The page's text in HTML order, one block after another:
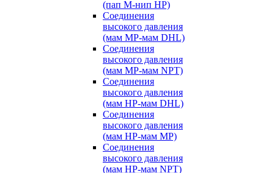
(пап M-нип HP)
Соединения
высокого давления
(мам MP-мам DHL)
Соединения
высокого давления
(мам MP-мам NPT)
Соединения
высокого давления
(мам HP-мам DHL)
Соединения
высокого давления
(мам HP-мам MP)
Соединения
высокого давления
(мам HP-мам NPT)